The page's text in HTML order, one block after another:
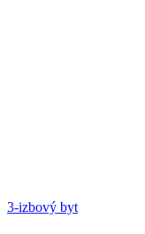
3-izbový byt